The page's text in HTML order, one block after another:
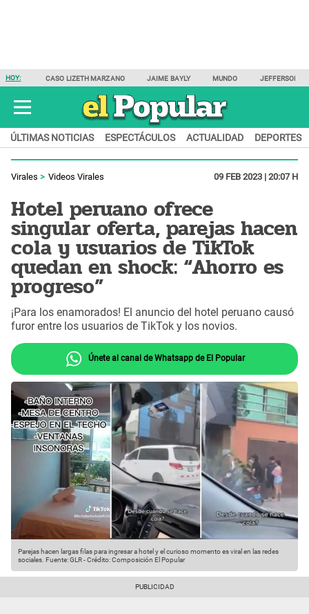
HOY: CASO LIZETH MARZANO JAIME BAYLY MUNDO JEFFERSON
ÚLTIMAS NOTICIAS ESPECTÁCULOS ACTUALIDAD DEPORTES
Virales Videos Virales 09 FEB 2023 | 20:07 H
Hotel peruano ofrece
singular oferta, parejas hacen
cola y usuarios de TikTok
quedan en shock: “Ahorro es
progreso”
¡Para los enamorados! El anuncio del hotel peruano causó
furor entre los usuarios de TikTok y los novios.
Únete al canal de Whatsapp de El Popular
Parejas hacen largas filas para ingresar a hotel y el curioso momento es viral en las redes
sociales. Fuente: GLR-Crédito: Composición El Popular